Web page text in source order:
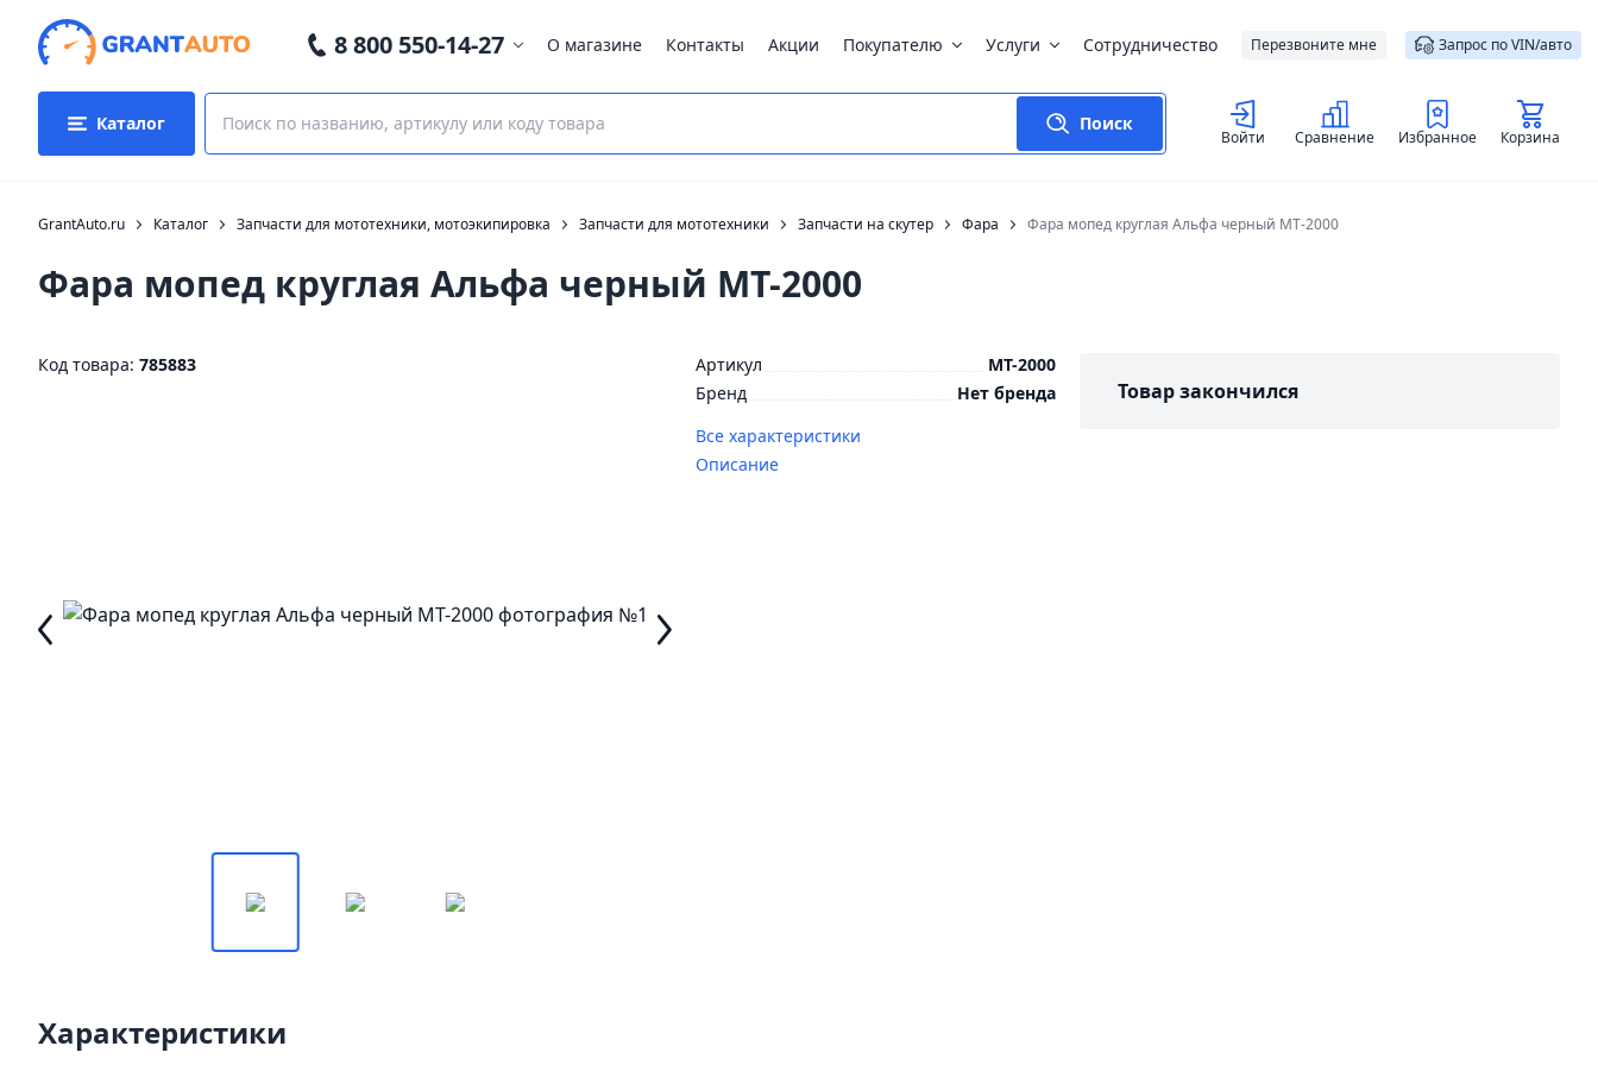
8 800 550-14-27 О магазине Контакты Акции Покупателю Услуги Сотрудничество Перезвоните мне Запрос по VIN/авто
Каталог Поиск
Войти Сравнение Избранное Корзина
GrantAuto.ru Каталог Запчасти для мототехники, мотоэкипировка Запчасти для мототехники Запчасти на скутер Фара Фара мопед круглая Альфа черный MT-2000
Фара мопед круглая Альфа черный MT-2000
Код товара: 785883 Артикул
MT-2000
Бренд
Нет бренда
Все характеристики
Описание
Товар закончился
Характеристики